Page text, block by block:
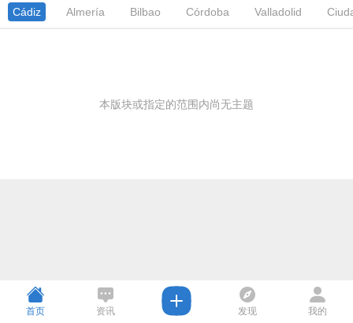
Cádiz Almería Bilbao Córdoba Valladolid
本版块或指定的范围内尚无主题
首页 资讯 发现 我的